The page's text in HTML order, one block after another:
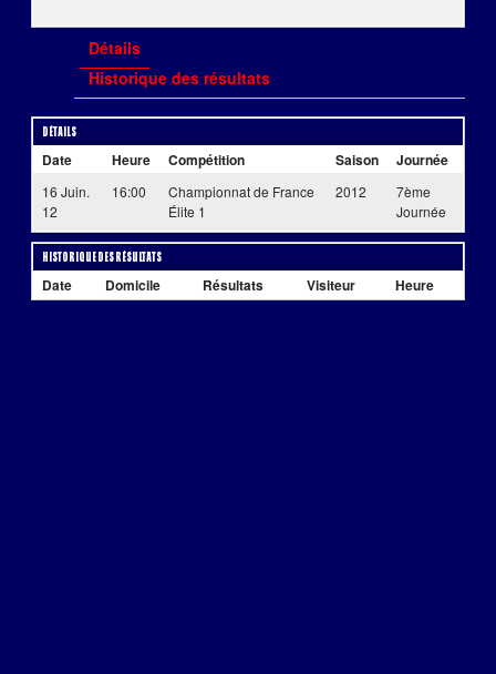
Détails
Historique des résultats
Détails
Date Heure Compétition Saison Journée
16 Juin.
12
16:00
Championnat de France
Élite 1
2012
7ème
Journée
Historique des résultats
Date Domicile Résultats Visiteur Heure